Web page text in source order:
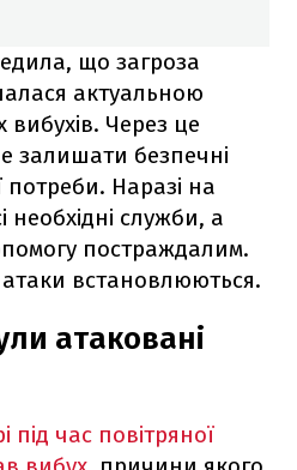
що загроза
актуальною
вибухів. Через це
залишати безпечні
потреби. Наразі на
необхідні служби, а
постраждалим.
атаки встановлюються.
атаковані
під час повітряної